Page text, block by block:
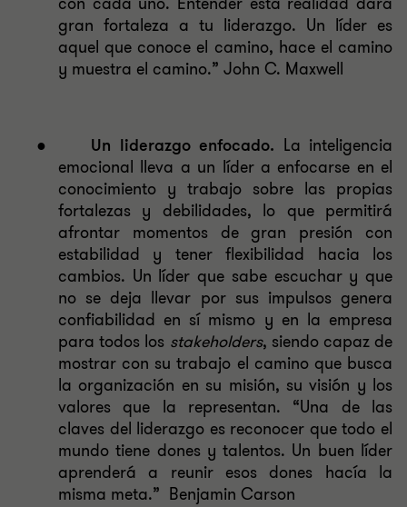
gran fortaleza a tu liderazgo. Un líder es
aquel que conoce el camino, hace el camino
y muestra el camino.” John C. Maxwell
● Un liderazgo enfocado. La inteligencia
emocional lleva a un líder a enfocarse en el
conocimiento y trabajo sobre las propias
fortalezas y debilidades, lo que permitirá
afrontar momentos de gran presión con
estabilidad y tener flexibilidad hacia los
cambios. Un líder que sabe escuchar y que
no se deja llevar por sus impulsos genera
confiabilidad en sí mismo y en la empresa
para todos los stakeholders, siendo capaz de
mostrar con su trabajo el camino que busca
la organización en su misión, su visión y los
valores que la representan. “Una de las
claves del liderazgo es reconocer que todo el
mundo tiene dones y talentos. Un buen líder
aprenderá a reunir esos dones hacía la
misma meta.” Benjamin Carson